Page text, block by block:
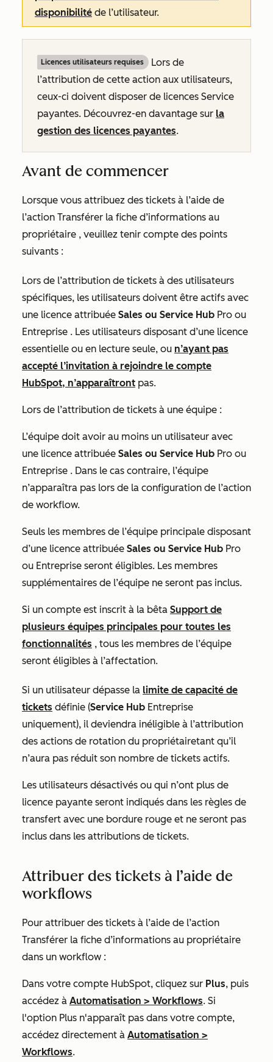
disponibilité de l’utilisateur.
Licences utilisateurs requises
Lors de
l’attribution de cette action aux utilisateurs,
ceux-ci doivent disposer de licences Service
payantes. Découvrez-en davantage sur la
gestion des licences payantes.
Avant de commencer
Lorsque vous attribuez des tickets à l’aide de
l’action Transférer la fiche d’informations au
propriétaire , veuillez tenir compte des points
suivants :
Lors de l’attribution de tickets à des utilisateurs
spécifiques, les utilisateurs doivent être actifs avec
une licence attribuée Sales ou Service Hub Pro ou
Entreprise . Les utilisateurs disposant d’une licence
essentielle ou en lecture seule, ou n’ayant pas
accepté l’invitation à rejoindre le compte
HubSpot, n’apparaîtront pas.
Lors de l’attribution de tickets à une équipe :
L’équipe doit avoir au moins un utilisateur avec
une licence attribuée Sales ou Service Hub Pro ou
Entreprise . Dans le cas contraire, l’équipe
n’apparaîtra pas lors de la configuration de l’action
de workflow.
Seuls les membres de l’équipe principale disposant
d’une licence attribuée Sales ou Service Hub Pro
ou Entreprise seront éligibles. Les membres
supplémentaires de l’équipe ne seront pas inclus.
Si un compte est inscrit à la bêta Support de
plusieurs équipes principales pour toutes les
fonctionnalités , tous les membres de l’équipe
seront éligibles à l’affectation.
Si un utilisateur dépasse la limite de capacité de
tickets définie (Service Hub Entreprise
uniquement), il deviendra inéligible à l’attribution
des actions de rotation du propriétairetant qu’il
n’aura pas réduit son nombre de tickets actifs.
Les utilisateurs désactivés ou qui n’ont plus de
licence payante seront indiqués dans les règles de
transfert avec une bordure rouge et ne seront pas
inclus dans les attributions de tickets.
Attribuer des tickets à l’aide de
workflows
Pour attribuer des tickets à l’aide de l’action
Transférer la fiche d’informations au propriétaire
dans un workflow :
Dans votre compte HubSpot, cliquez sur Plus, puis
accédez à Automatisation > Workflows. Si
l'option Plus n'apparaît pas dans votre compte,
accédez directement à Automatisation >
Workflows.